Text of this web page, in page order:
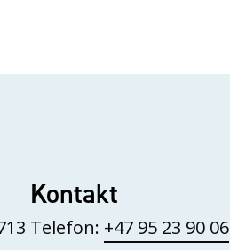
Kontakt
Telefon: +47 95 23 90 06